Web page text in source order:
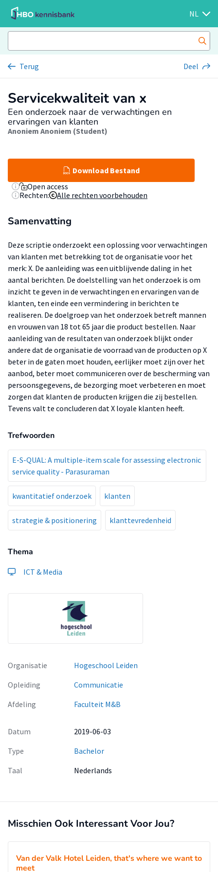
NL
Terug Deel
Servicekwaliteit van x
Een onderzoek naar de verwachtingen en
ervaringen van klanten
Anoniem Anoniem (Student)
Download Bestand
Open access
Rechten:
Alle rechten voorbehouden
Samenvatting
Deze scriptie onderzoekt een oplossing voor verwachtingen
van klanten met betrekking tot de organisatie voor het
merk: X. De aanleiding was een uitblijvende daling in het
aantal berichten. De doelstelling van het onderzoek is om
inzicht te geven in de verwachtingen en ervaringen van de
klanten, ten einde een vermindering in berichten te
realiseren. De doelgroep van het onderzoek betreft mannen
en vrouwen van 18 tot 65 jaar die product bestellen. Naar
aanleiding van de resultaten van onderzoek blijkt onder
andere dat de organisatie de voorraad van de producten op X
beter in de gaten moet houden, eerlijker moet zijn over het
aanbod, beter moet communiceren over de bescherming van
persoonsgegevens, de bezorging moet verbeteren en moet
zorgen dat klanten de producten krijgen die zij bestellen.
Tevens valt te concluderen dat X loyale klanten heeft.
Trefwoorden
E-S-QUAL: A multiple-item scale for assessing electronic
service quality - Parasuraman
kwantitatief onderzoek klanten
strategie & positionering klanttevredenheid
Thema
ICT & Media
Organisatie
Hogeschool Leiden
Opleiding
Communicatie
Afdeling
Faculteit M&B
Datum
2019-06-03
Type
Bachelor
Taal
Nederlands
Misschien Ook Interessant Voor Jou?
Van der Valk Hotel Leiden, that's where we want to
meet